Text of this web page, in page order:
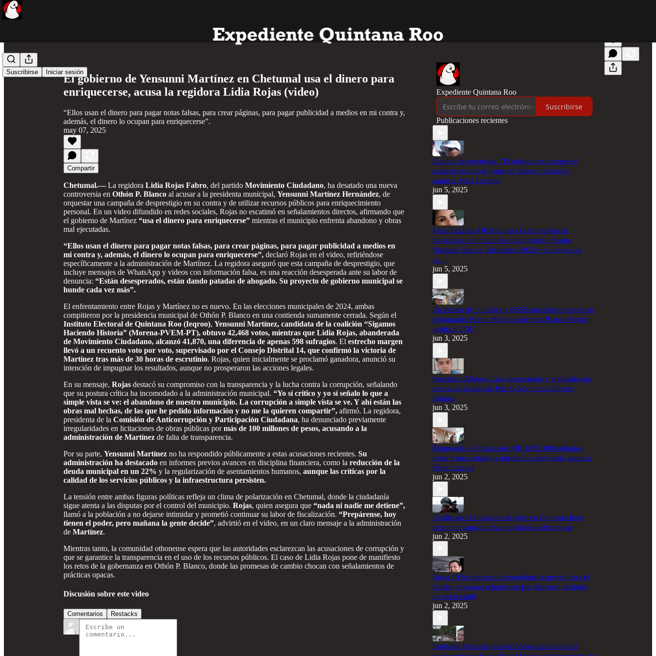
Suscribirse Iniciar sesión
El gobierno de Yensunni Martínez en Chetumal usa el dinero para
enriquecerse, acusa la regidora Lidia Rojas (video)
“Ellos usan el dinero para pagar notas falsas, para crear páginas, para pagar publicidad a medios en mi contra y,
además, el dinero lo ocupan para enriquecerse”.
may 07, 2025
Compartir
Chetumal.—La regidora Lidia Rojas Fabro, del partido Movimiento Ciudadano, ha desatado una nueva
controversia en Othón P. Blanco al acusar a la presidenta municipal, Yensunni Martínez Hernández, de
orquestar una campaña de desprestigio en su contra y de utilizar recursos públicos para enriquecimiento
personal. En un video difundido en redes sociales, Rojas no escatimó en señalamientos directos, afirmando que
el gobierno de Martínez “usa el dinero para enriquecerse” mientras el municipio enfrenta abandono y obras
mal ejecutadas.
“Ellos usan el dinero para pagar notas falsas, para crear páginas, para pagar publicidad a medios en
mi contra y, además, el dinero lo ocupan para enriquecerse”, declaró Rojas en el video, refiriéndose
específicamente a la administración de Martínez. La regidora aseguró que esta campaña de desprestigio, que
incluye mensajes de WhatsApp y videos con información falsa, es una reacción desesperada ante su labor de
denuncia: “Están desesperados, están dando patadas de ahogado. Su proyecto de gobierno municipal se
hunde cada vez más”.
El enfrentamiento entre Rojas y Martínez no es nuevo. En las elecciones municipales de 2024, ambas
compitieron por la presidencia municipal de Othón P. Blanco en una contienda sumamente cerrada. Según el
Instituto Electoral de Quintana Roo (Ieqroo), Yensunni Martínez, candidata de la coalición “Sigamos
Haciendo Historia” (Morena-PVEM-PT), obtuvo 42,468 votos, mientras que Lidia Rojas, abanderada
de Movimiento Ciudadano, alcanzó 41,870, una diferencia de apenas 598 sufragios. El estrecho margen
llevó a un recuento voto por voto, supervisado por el Consejo Distrital 14, que confirmó la victoria de
Martínez tras más de 30 horas de escrutinio. Rojas, quien inicialmente se proclamó ganadora, anunció su
intención de impugnar los resultados, aunque no prosperaron las acciones legales.
En su mensaje, Rojas destacó su compromiso con la transparencia y la lucha contra la corrupción, señalando
que su postura crítica ha incomodado a la administración municipal. “Yo sí critico y yo sí señalo lo que a
simple vista se ve: el abandono de nuestro municipio. La corrupción a simple vista se ve. Y ahí están las
obras mal hechas, de las que he pedido información y no me la quieren compartir”, afirmó. La regidora,
presidenta de la Comisión de Anticorrupción y Participación Ciudadana, ha denunciado previamente
irregularidades en licitaciones de obras públicas pormás de 100 millones de pesos, acusando a la
administración de Martínez de falta de transparencia.
Por su parte, Yensunni Martínez no ha respondido públicamente a estas acusaciones recientes. Su
administración ha destacado en informes previos avances en disciplina financiera, como la reducción de la
deuda municipal en un 22% y la regularización de asentamientos humanos, aunque las críticas por la
calidad de los servicios públicos y la infraestructura persisten.
La tensión entre ambas figuras políticas refleja un clima de polarización en Chetumal, donde la ciudadanía
sigue atenta a las disputas por el control del municipio. Rojas, quien asegura que “nada ni nadie me detiene”,
llamó a la población a no dejarse intimidar y prometió continuar su labor de fiscalización. “Prepárense, hoy
tienen el poder, pero mañana la gente decide”, advirtió en el video, en un claro mensaje a la administración
de Martínez.
Mientras tanto, la comunidad othonense espera que las autoridades esclarezcan las acusaciones de corrupción y
que se garantice la transparencia en el uso de los recursos públicos. El caso de Lidia Rojas pone de manifiesto
los retos de la gobernanza en Othón P. Blanco, donde las promesas de cambio chocan con señalamientos de
prácticas opacas.
Discusión sobre este video
Comentarios Restacks
Expediente Quintana Roo
Suscribirse
Publicaciones recientes
Cambio de estrategia: "El objetivo es recoger el
sargazo en el mar y que no llegue a la playa",
anuncia Mara Lezama
jun 5, 2025
Mara Lezama: QR listo para la temporada de
huracanes con fondo de contingencia; Puente
Nichupté listo en Diciembre 2025 y el regreso de
la…
jun 5, 2025
Un coloso de 5 niveles y 8,555 toneladas irrumpe en
el tranquilo Puerto Morelos mientras Blanca Merari
oculta el PDU
jun 3, 2025
Periodista Alfonso Lara, secuestrado y golpeado tras
criticar al alcalde de Puerto Aventuras Gilberto
Gómez
jun 3, 2025
Temporada de Huracanes QR 2025: 800 refugios
listos y una estrategia integral de seguridad, anuncia
Mara Lezama
jun 2, 2025
Confiscan 110 cámaras ilegales en Quintana Roo;
hacen un llamado a la ciudadanía a denunciar
jun 2, 2025
Hasta 19 fenómenos meteorológicos prevén para el
Caribe; preparan refugios en Isla Mujeres, incluido
un pet friendly
jun 2, 2025
Estefanía Mercado miente: Video aéreo sobre el